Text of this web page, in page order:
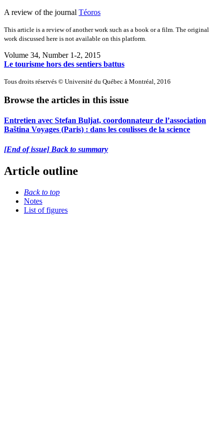
A review of the journal Téoros
This article is a review of another work such as a book or a film. The original
work discussed here is not available on this platform.
Volume 34, Number 1-2, 2015
Le tourisme hors des sentiers battus
Tous droits réservés © Université du Québec à Montréal, 2016
Browse the articles in this issue
Entretien avec Stefan Buljat, coordonnateur de l’association
Baština Voyages (Paris) : dans les coulisses de la science
[End of issue] Back to summary
Article outline
Back to top
Notes
List of figures